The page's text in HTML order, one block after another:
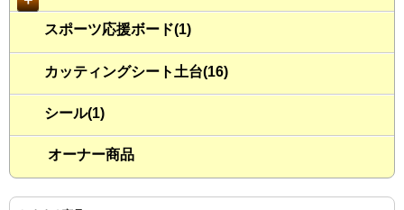
スポーツ応援ボード(1)
カッティングシート土台(16)
シール(1)
オーナー商品